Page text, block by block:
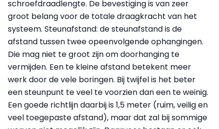
schroefdraadlengte. De bevestiging is van zeer
groot belang voor de totale draagkracht van het
systeem. Steunafstand: de steunafstand is de
afstand tussen twee opeenvolgende ophangingen.
Die mag niet te groot zijn om doorhanging te
vermijden. Een te kleine afstand betekent meer
werk door de vele boringen. Bij twijfel is het beter
een steunpunt te veel te voorzien dan een te weinig.
Een goede richtlijn daarbij is 1,5 meter (ruim, veilig en
veel toegepaste afstand), maar dat zal bij sommige